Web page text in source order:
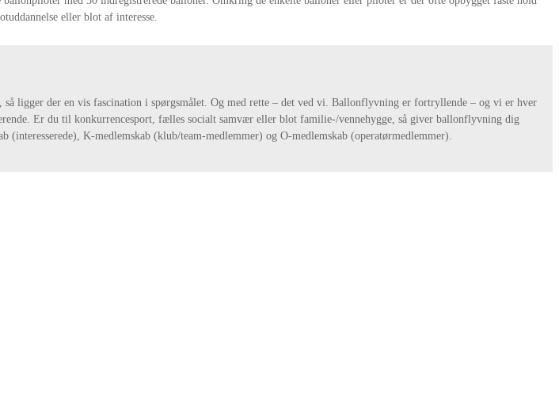
eller blot af interesse.
ligger der en vis fascination i spørgsmålet. Og med rette – det ved vi. Ballonflyvning er fortryllende – og vi er hver
Er du til konkurrencesport, fælles socialt samvær eller blot familie-/vennehygge, så giver ballonflyvning dig
K-medlemskab (klub/team-medlemmer) og O-medlemskab (operatørmedlemmer).